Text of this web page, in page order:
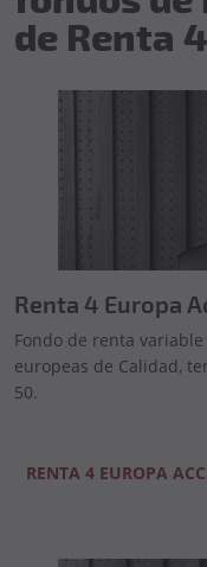
de Renta
Renta 4 Europa
Fondo de renta
europeas de Calidad,
50.
RENTA 4 EUROPA